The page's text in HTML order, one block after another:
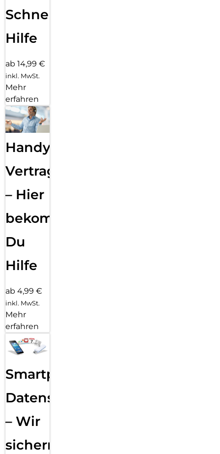
Schnelle
Hilfe
ab 14,99 €
inkl. MwSt.
Mehr
erfahren
Handy
Vertragsabwicklung
– Hier
bekommst
Du
Hilfe
ab 4,99 €
inkl. MwSt.
Mehr
erfahren
Smartphone
Datensicherung
– Wir
sichern